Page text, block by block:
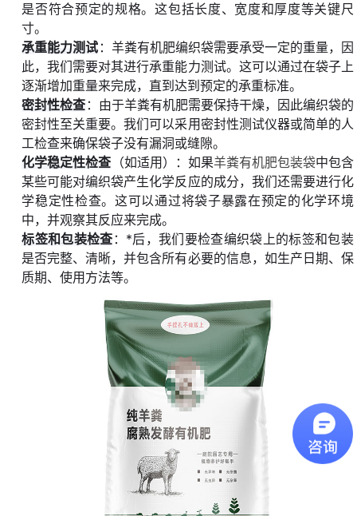
是否符合预定的规格。这包括长度、宽度和厚度等关键尺
寸。
承重能力测试 ：羊粪有机肥编织袋需要承受一定的重量，因
此，我们需要对其进行承重能力测试。这可以通过在袋子上
逐渐增加重量来完成，直到达到预定的承重标准。
密封性检查 ：由于羊粪有机肥需要保持干燥，因此编织袋的
密封性至关重要。我们可以采用密封性测试仪器或简单的人
工检查来确保袋子没有漏洞或缝隙。
化学稳定性检查 （如适用）：如果羊粪有机肥包装袋中包含
某些可能对编织袋产生化学反应的成分，我们还需要进行化
学稳定性检查。这可以通过将袋子暴露在预定的化学环境
中，并观察其反应来完成。
标签和包装检查 ：*后，我们要检查编织袋上的标签和包装
是否完整、清晰，并包含所有必要的信息，如生产日期、保
质期、使用方法等。